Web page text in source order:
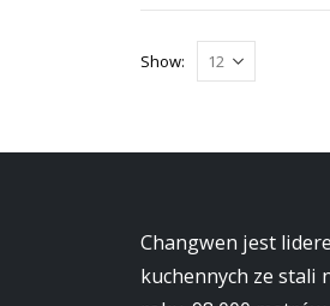
Show:
Changwen jest
kuchennych ze stali